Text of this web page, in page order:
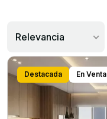
Relevancia
Destacada En Venta